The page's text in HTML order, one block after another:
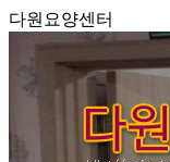
다원요양센터